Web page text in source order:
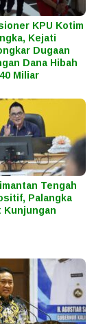
KPU Kotim
Kejati
Dugaan
Dana Hibah
Miliar
Tengah
Palangka
Kunjungan